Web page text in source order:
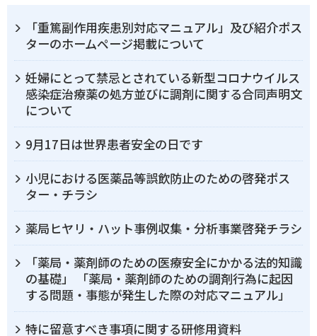
「重篤副作用疾患別対応マニュアル」及び紹介ポス
ターのホームページ掲載について
妊婦にとって禁忌とされている新型コロナウイルス
感染症治療薬の処方並びに調剤に関する合同声明文
について
9月17日は世界患者安全の日です
小児における医薬品等誤飲防止のための啓発ポス
ター・チラシ
薬局ヒヤリ・ハット事例収集・分析事業啓発チラシ
「薬局・薬剤師のための医療安全にかかる法的知識
の基礎」 「薬局・薬剤師のための調剤行為に起因
する問題・事態が発生した際の対応マニュアル」
特に留意すべき事項に関する研修用資料